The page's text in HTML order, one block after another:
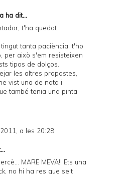
ha dit...
t'ha quedat
tingut tanta paciència, t'ho
per això s'em resisteixen
tipos de dolços.
les altres propostes,
vist una de nata i
també tenia una pinta
a les 20:28
MARE MEVA!! Ets una
no hi ha res que se't